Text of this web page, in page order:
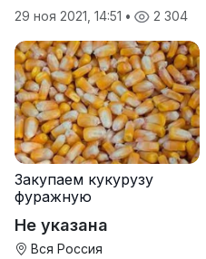
29 ноя 2021, 14:51 • 2 304
Закупаем кукурузу
фуражную
Не указана
Вся Россия